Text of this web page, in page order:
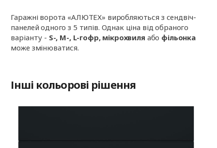
Гаражні ворота «АЛЮТЕХ» виробляються з сендвіч-
панелей одного з 5 типів. Однак ціна від обраного
варіанту - S-, M-, L-гофр, мікрохвиля або фільонка
може змінюватися.
Інші кольорові рішення